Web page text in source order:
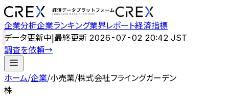
企業分析企業ランキング業界レポート経済指標
データ更新中|最終更新 2026-07-02 20:42 JST
調査を依頼→
ホーム/企業/小売業/株式会社フライングガーデン
株